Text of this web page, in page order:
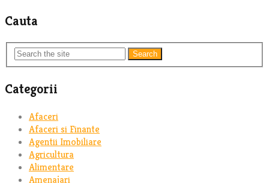
Cauta
Search
Categorii
Afaceri
Afaceri si Finante
Agentii Imobiliare
Agricultura
Alimentare
Amenajari